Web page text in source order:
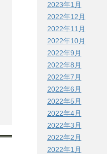
2023年1月
2022年12月
2022年11月
2022年10月
2022年9月
2022年8月
2022年7月
2022年6月
2022年5月
2022年4月
2022年3月
2022年2月
2022年1月